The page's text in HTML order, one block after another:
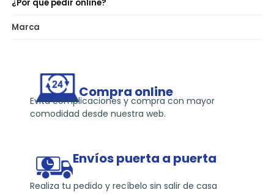
¿Por qué pedir online?
Marca
Compra online
Evita complicaciones y compra con mayor
comodidad desde nuestra web.
Envíos puerta a puerta
Realiza tu pedido y recíbelo sin salir de casa